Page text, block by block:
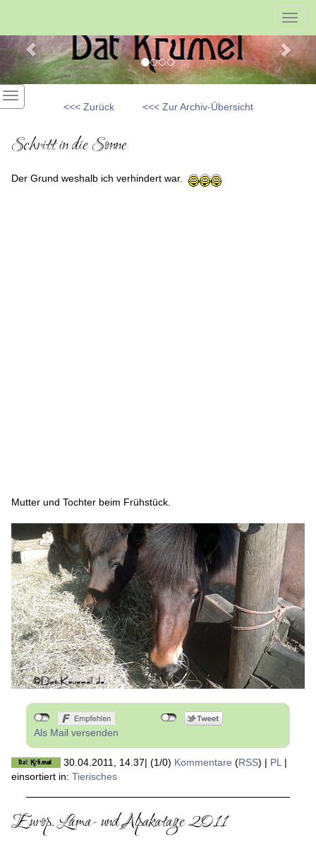
<<< Zurück <<< Zur Archiv-Übersicht
Schritt in die Sonne
Der Grund weshalb ich verhindert war.
Mutter und Tochter beim Frühstück.
Als Mail versenden
30.04.2011, 14.37| (1/0) Kommentare (RSS) | PL |
einsortiert in: Tierisches
Europ. Lama- und Alpakatage 2011